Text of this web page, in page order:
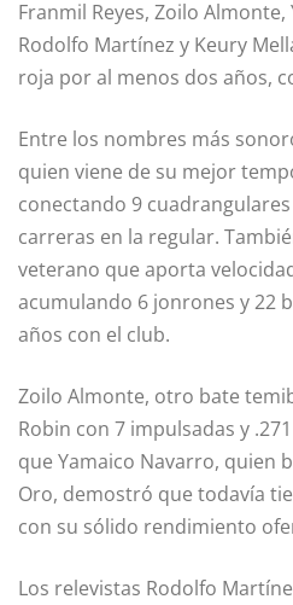
Franmil Reyes, Zoilo
Rodolfo Martínez y Keury
roja por al menos dos años,
Entre los nombres más
quien viene de su mejor
conectando 9
carreras en la regular.
veterano que aporta
acumulando 6 jonrones y 22
años con el club.
Zoilo Almonte, otro bate
Robin con 7 impulsadas y
que Yamaico Navarro, quien
Oro, demostró que todavía
con su sólido rendimiento
Los relevistas Rodolfo